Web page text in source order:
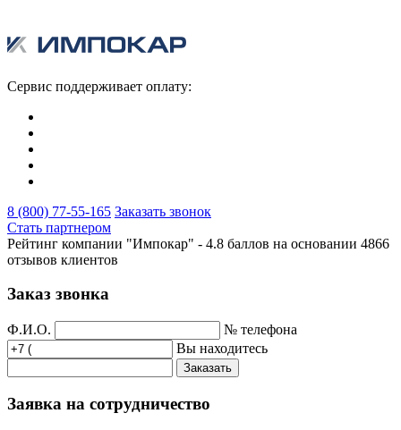
Сервис поддерживает оплату:
8 (800) 77-55-165 Заказать звонок
Стать партнером
Рейтинг компании "Импокар" - 4.8 баллов на основании 4866
отзывов клиентов
Заказ звонка
Ф.И.О.
№ телефона
Вы находитесь
Заказать
Заявка на сотрудничество